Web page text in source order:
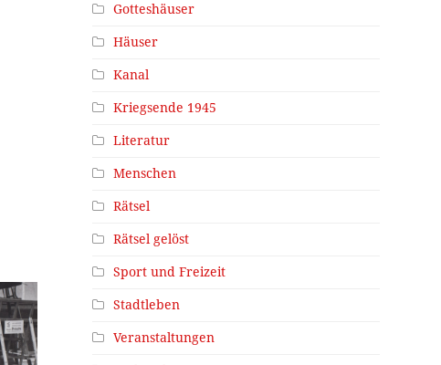
Gotteshäuser
Häuser
Kanal
Kriegsende 1945
Literatur
Menschen
Rätsel
Rätsel gelöst
Sport und Freizeit
Stadtleben
Veranstaltungen